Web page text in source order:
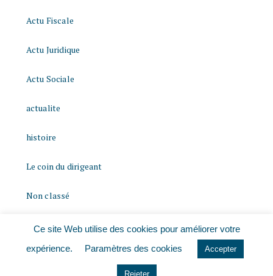
Actu Fiscale
Actu Juridique
Actu Sociale
actualite
histoire
Le coin du dirigeant
Non classé
quizz
Ce site Web utilise des cookies pour améliorer votre
expérience.
Paramètres des cookies Accepter
Rejeter